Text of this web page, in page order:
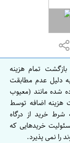
بازگشت تمام هزینه
دلیل عدم مطابقت
شده مانند (معیوب
هزینه اضافه توسط
خرید از درگاه
خریدهایی که
را نمی پذیرد.